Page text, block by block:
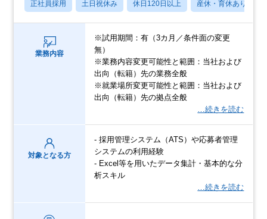
正社員採用 土日祝休み 休日120日以上 産休・育休あり
業務内容
※試用期間：有（3カ月／条件面の変更
無）
※業務内容変更可能性と範囲：当社および
出向（転籍）先の業務全般
※就業場所変更可能性と範囲：当社および
出向（転籍）先の拠点全般
…続きを読む
対象となる方
- 採用管理システム（ATS）や応募者管理
システムの利用経験
- Excel等を用いたデータ集計・基本的な分
析スキル
…続きを読む